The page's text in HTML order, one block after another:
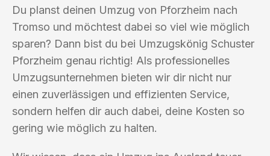
Du planst deinen Umzug von Pforzheim nach
Tromso und möchtest dabei so viel wie möglich
sparen? Dann bist du bei Umzugskönig Schuster
Pforzheim genau richtig! Als professionelles
Umzugsunternehmen bieten wir dir nicht nur
einen zuverlässigen und effizienten Service,
sondern helfen dir auch dabei, deine Kosten so
gering wie möglich zu halten.